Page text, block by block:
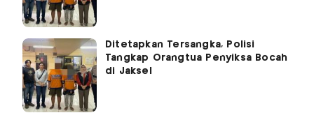
Ditetapkan Tersangka, Polisi
Tangkap Orangtua Penyiksa Bocah
di Jaksel